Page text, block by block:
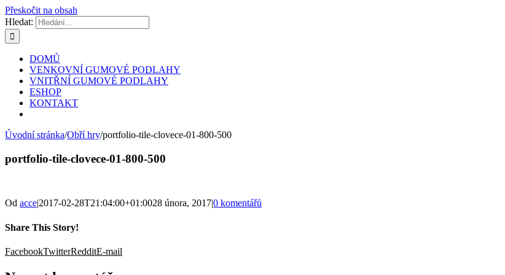
Přeskočit na obsah
Hledat:
DOMŮ
VENKOVNÍ GUMOVÉ PODLAHY
VNITŘNÍ GUMOVÉ PODLAHY
ESHOP
KONTAKT
Úvodní stránka/Obří hry/portfolio-tile-clovece-01-800-500
portfolio-tile-clovece-01-800-500
Od acce|2017-02-28T21:04:00+01:0028 února, 2017|0 komentářů
Share This Story!
FacebookTwitterRedditE-mail